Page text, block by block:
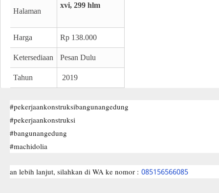
Halaman
xvi,299 hlm
Harga Rp 138.000
Ketersediaan Pesan Dulu
Tahun 2019
#pekerjaankonstruksibangunangedung
#pekerjaankonstruksi
#bangunangedung
#machidolia
an lebih lanjut, silahkan di WA ke nomor : 085156566085